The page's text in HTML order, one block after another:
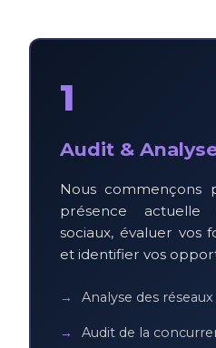
1
Audit &
Nous commençons
présence
sociaux, évaluer vos
et identifier vos
Analyse des
Audit de la